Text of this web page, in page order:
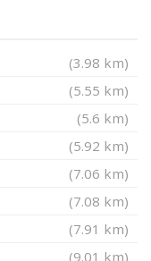
(3.98 km)
(5.55 km)
(5.6 km)
(5.92 km)
(7.06 km)
(7.08 km)
(7.91 km)
(9.01 km)